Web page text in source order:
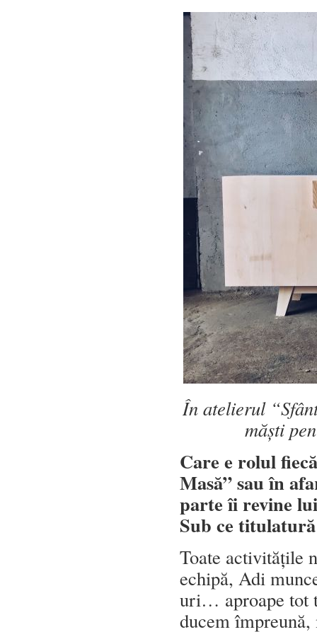
În atelierul
măști
Care e rolul
Masă” sau în
parte îi revine
Sub ce
Toate activitățile
echipă, Adi
uri… aproape tot
ducem